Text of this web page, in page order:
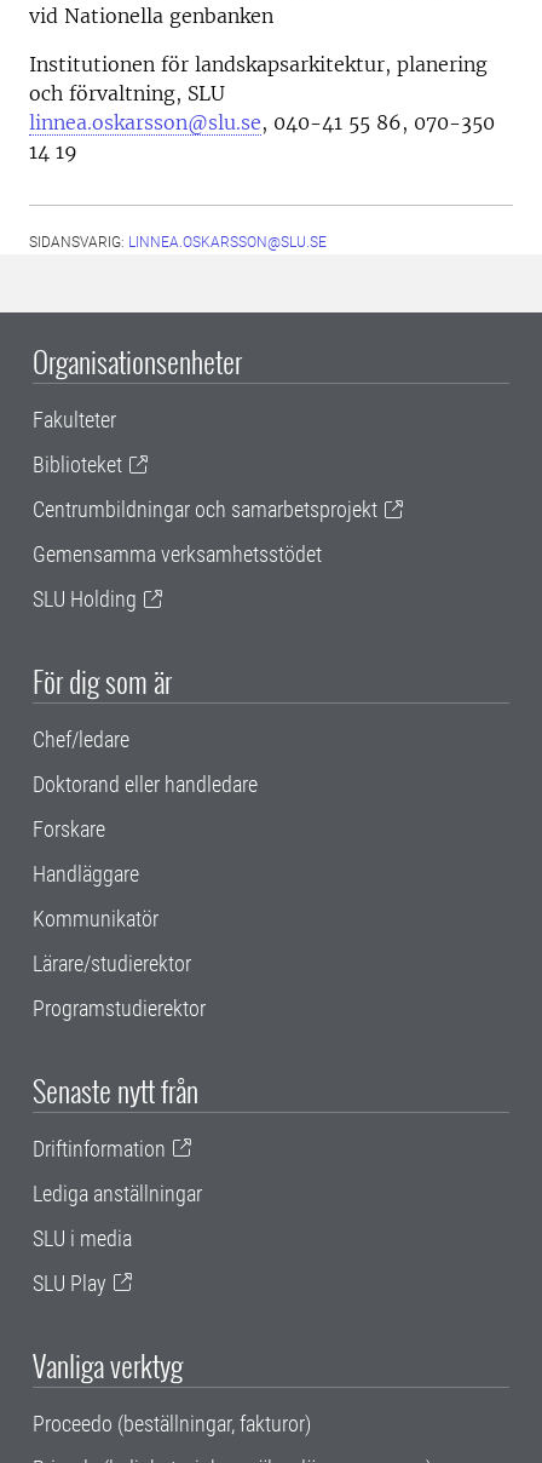
vid Nationella genbanken
Institutionen för landskapsarkitektur, planering
och förvaltning, SLU
linnea.oskarsson@slu.se, 040-41 55 86, 070-350
14 19
SIDANSVARIG: LINNEA.OSKARSSON@SLU.SE
Organisationsenheter
Fakulteter
Biblioteket
Centrumbildningar och samarbetsprojekt
Gemensamma verksamhetsstödet
SLU Holding
För dig som är
Chef/ledare
Doktorand eller handledare
Forskare
Handläggare
Kommunikatör
Lärare/studierektor
Programstudierektor
Senaste nytt från
Driftinformation
Lediga anställningar
SLU i media
SLU Play
Vanliga verktyg
Proceedo (beställningar, fakturor)